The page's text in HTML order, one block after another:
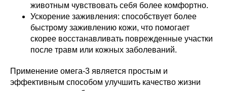
животным чувствовать себя более комфортно.
Ускорение заживления: способствует более
быстрому заживлению кожи, что помогает
скорее восстанавливать поврежденные участки
после травм или кожных заболеваний.
Применение омега-3 является простым и
эффективным способом улучшить качество жизни